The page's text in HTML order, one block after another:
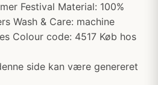
Festival Material: 100%
Wash & Care: machine
Colour code: 4517 Køb hos
side kan være genereret